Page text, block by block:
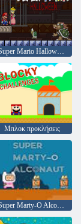
Super Mario Halloween
Μπλοκ προκλήσεις
Super Marty-O Alconaut